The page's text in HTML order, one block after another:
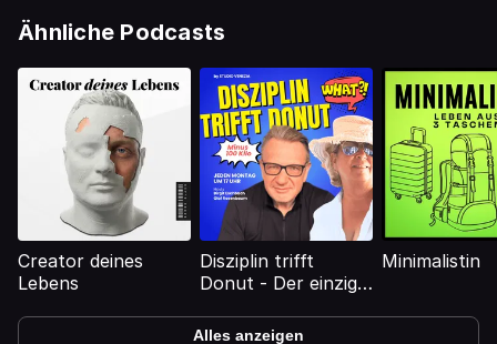
Ähnliche Podcasts
Creator deines
Lebens
Disziplin trifft
Donut - Der einzige
in dem zwei
Minimalistin
Alles anzeigen